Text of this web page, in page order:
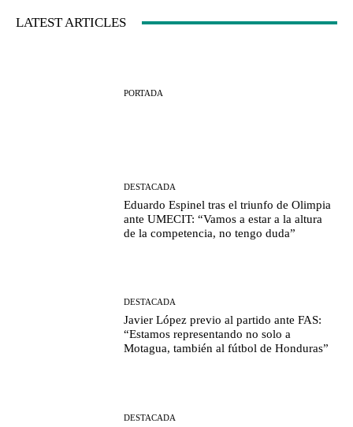
LATEST ARTICLES
PORTADA
DESTACADA
Eduardo Espinel tras el triunfo de Olimpia
ante UMECIT: “Vamos a estar a la altura
de la competencia, no tengo duda”
DESTACADA
Javier López previo al partido ante FAS:
“Estamos representando no solo a
Motagua, también al fútbol de Honduras”
DESTACADA